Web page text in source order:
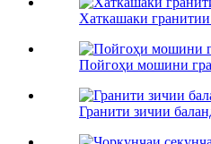
Хаткашаки
Пойгоҳи мошини
Гранити зичии